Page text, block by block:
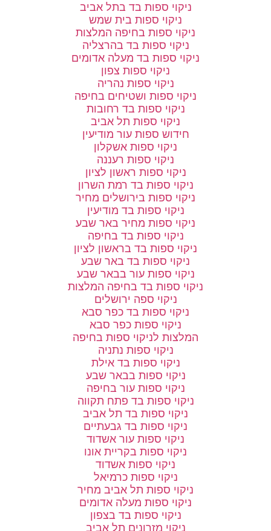
ניקוי ספות בד בתל אביב
ניקוי ספות בית שמש
ניקוי ספות בחיפה המלצות
ניקוי ספות בד בהרצליה
ניקוי ספות בד מעלה אדומים
ניקוי ספות צפון
ניקוי ספות נהריה
ניקוי ספות ושטיחים בחיפה
ניקוי ספות בד רחובות
ניקוי ספות תל אביב
חידוש ספות עור מודיעין
ניקוי ספות אשקלון
ניקוי ספות רעננה
ניקוי ספות ראשון לציון
ניקוי ספות בד רמת השרון
ניקוי ספות בירושלים מחיר
ניקוי ספות בד מודיעין
ניקוי ספות מחיר באר שבע
ניקוי ספות בד בחיפה
ניקוי ספות בד בראשון לציון
ניקוי ספות בד באר שבע
ניקוי ספות עור בבאר שבע
ניקוי ספות בד בחיפה המלצות
ניקוי ספה ירושלים
ניקוי ספות בד כפר סבא
ניקוי ספות כפר סבא
המלצות לניקוי ספות בחיפה
ניקוי ספות נתניה
ניקוי ספות בד אילת
ניקוי ספות בבאר שבע
ניקוי ספות עור בחיפה
ניקוי ספות בד פתח תקווה
ניקוי ספות בד תל אביב
ניקוי ספות בד גבעתיים
ניקוי ספות עור אשדוד
ניקוי ספות בקריית אונו
ניקוי ספות אשדוד
ניקוי ספות כרמיאל
ניקוי ספות תל אביב מחיר
ניקוי ספות מעלה אדומים
ניקוי ספות בד בצפון
ניקוי מזרונים תל אביב